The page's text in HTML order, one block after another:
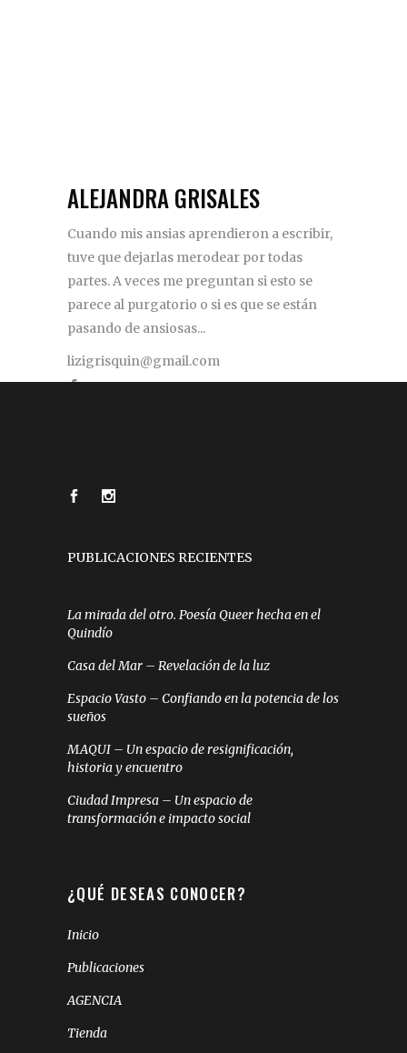
ALEJANDRA GRISALES
Cuando mis ansias aprendieron a escribir,
tuve que dejarlas merodear por todas
partes. A veces me preguntan si esto se
parece al purgatorio o si es que se están
pasando de ansiosas...
lizigrisquin@gmail.com
PUBLICACIONES RECIENTES
La mirada del otro. Poesía Queer hecha en el
Quindío
Casa del Mar – Revelación de la luz
Espacio Vasto – Confiando en la potencia de los
sueños
MAQUI – Un espacio de resignificación,
historia y encuentro
Ciudad Impresa – Un espacio de
transformación e impacto social
¿QUÉ DESEAS CONOCER?
Inicio
Publicaciones
AGENCIA
Tienda